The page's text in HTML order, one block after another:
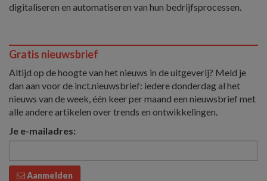
digitaliseren en automatiseren van hun bedrijfsprocessen.
Gratis nieuwsbrief
Altijd op de hoogte van het nieuws in de uitgeverij? Meld je
dan aan voor de inct.nieuwsbrief: iedere donderdag al het
nieuws van de week, één keer per maand een nieuwsbrief met
alle andere artikelen over trends en ontwikkelingen.
Je e-mailadres:
Aanmelden